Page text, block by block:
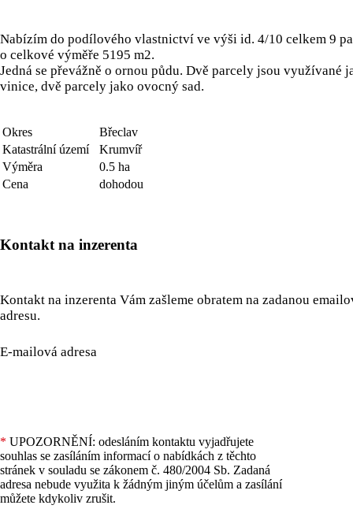
Nabízím do podílového vlastnictví ve výši id. 4/10 celkem 9
o celkové výměře 5195 m2.
Jedná se převážně o ornou půdu. Dvě parcely jsou využívané
vinice, dvě parcely jako ovocný sad.
Okres
Břeclav
Katastrální území
Krumvíř
Výměra
0.5 ha
Cena
dohodou
Kontakt na inzerenta
Kontakt na inzerenta Vám zašleme obratem na zadanou
adresu.
E-mailová adresa
* UPOZORNĚNÍ: odesláním kontaktu vyjadřujete
souhlas se zasíláním informací o nabídkách z těchto
stránek v souladu se zákonem č. 480/2004 Sb. Zadaná
adresa nebude využita k žádným jiným účelům a zasílání
můžete kdykoliv zrušit.